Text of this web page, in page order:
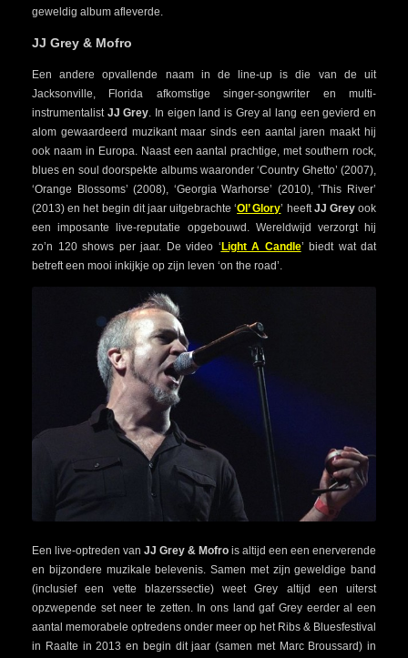
geweldig album afleverde.
JJ Grey & Mofro
Een andere opvallende naam in de line-up is die van de uit
Jacksonville, Florida afkomstige singer-songwriter en multi-
instrumentalist JJ Grey . In eigen land is Grey al lang een gevierd en
alom gewaardeerd muzikant maar sinds een aantal jaren maakt hij
ook naam in Europa. Naast een aantal prachtige, met southern rock,
blues en soul doorspekte albums waaronder ‘Country Ghetto’ (2007),
‘Orange Blossoms’ (2008), ‘Georgia Warhorse’ (2010), ‘This River’
(2013) en het begin dit jaar uitgebrachte ‘Ol’ Glory’ heeft JJ Greyook
een imposante live-reputatie opgebouwd. Wereldwijd verzorgt hij
zo’n 120 shows per jaar. De video ‘Light A Candle’ biedt wat dat
betreft een mooi inkijkje op zijn leven ‘on the road’.
Een live-optreden van JJ Grey & Mofro is altijd een een enerverende
en bijzondere muzikale belevenis. Samen met zijn geweldige band
(inclusief een vette blazerssectie) weet Grey altijd een uiterst
opzwepende set neer te zetten. In ons land gaf Grey eerder al een
aantal memorabele optredens onder meer op het Ribs & Bluesfestival
in Raalte in 2013 en begin dit jaar (samen met Marc Broussard) in